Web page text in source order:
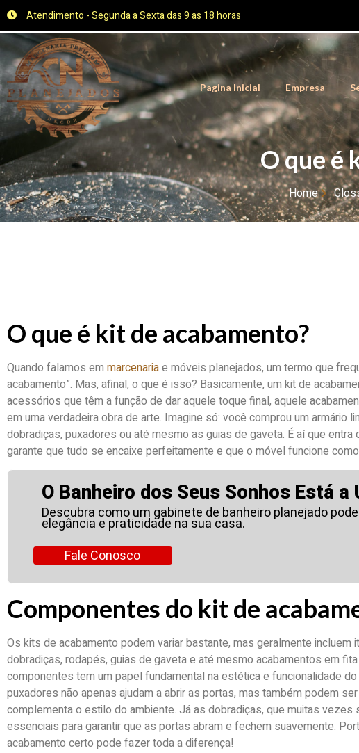
Atendimento - Segunda a Sexta das 9 as 18 horas
Pagina Inicial Empresa
O que é
Home
O que é kit de acabamento?
Quando falamos em marcenariae móveis planejados, um termo que
acabamento”. Mas, afinal, o que é isso? Basicamente, um kit de
acessórios que têm a função de dar aquele toque final, aquele
em uma verdadeira obra de arte. Imagine só: você comprou um armário
dobradiças, puxadores ou até mesmo as guias de gaveta. É aí que entra
garante que tudo se encaixe perfeitamente e que o móvel funcione
O Banheiro dos Seus Sonhos Está a
Descubra como um gabinete de banheiro planejado
elegância e praticidade na sua casa.
Fale Conosco
Componentes do kit de
Os kits de acabamento podem variar bastante, mas geralmente incluem
dobradiças, rodapés, guias de gaveta e até mesmo acabamentos em
componentes tem um papel fundamental na estética e funcionalidade
puxadores não apenas ajudam a abrir as portas, mas também podem
complementa o estilo do ambiente. Já as dobradiças, que muitas vezes
essenciais para garantir que as portas abram e fechem suavemente.
acabamento certo pode fazer toda a diferença!